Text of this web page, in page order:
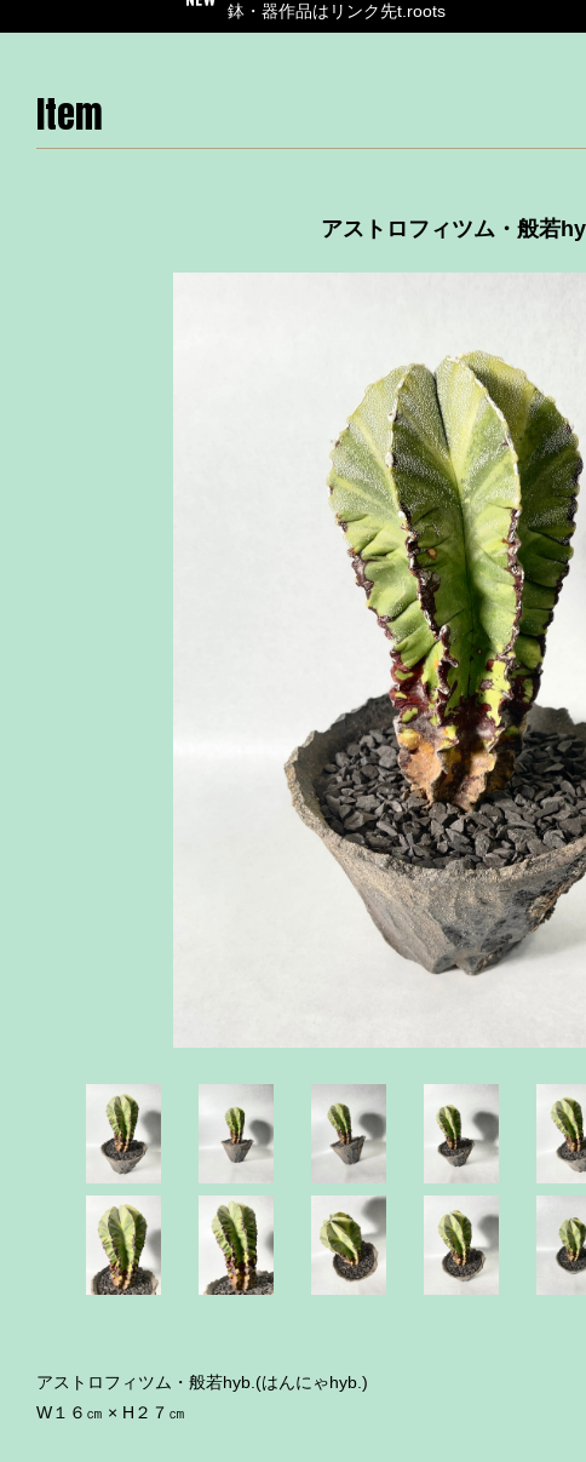
鉢・器作品はリンク先t.roots
Item
アストロフィツム・般若
アストロフィツム・般若hyb.(はんにゃhyb.)
W１６㎝ × H２７㎝